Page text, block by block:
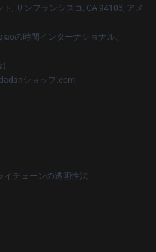
ト, サンフランシスコ, CA 94103, アメ
の時間インターナショナル、
)
ショップ.com
イチェーンの透明性法